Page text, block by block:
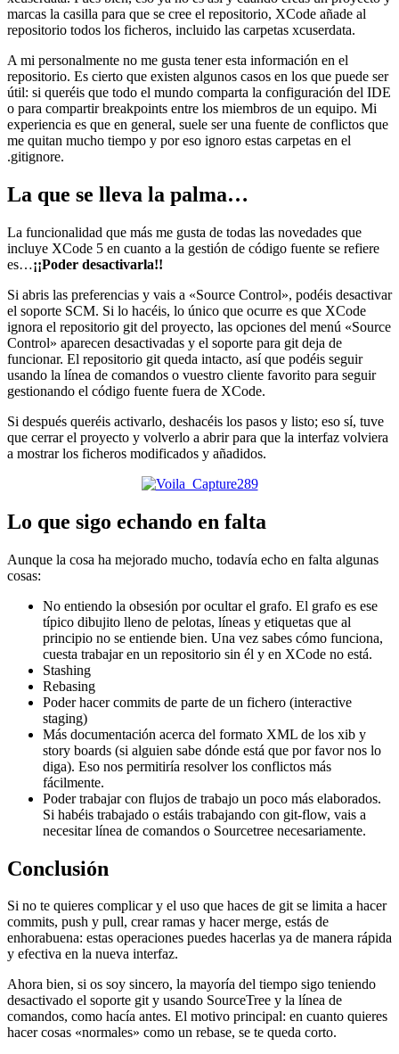
marcas la casilla para que se cree el repositorio, XCode añade al
repositorio todos los ficheros, incluido las carpetas xcuserdata.
A mi personalmente no me gusta tener esta información en el
repositorio. Es cierto que existen algunos casos en los que puede ser
útil: si queréis que todo el mundo comparta la configuración del IDE
o para compartir breakpoints entre los miembros de un equipo. Mi
experiencia es que en general, suele ser una fuente de conflictos que
me quitan mucho tiempo y por eso ignoro estas carpetas en el
.gitignore.
La que se lleva la palma…
La funcionalidad que más me gusta de todas las novedades que
incluye XCode 5 en cuanto a la gestión de código fuente se refiere
es…¡¡Poder desactivarla!!
Si abris las preferencias y vais a «Source Control», podéis desactivar
el soporte SCM. Si lo hacéis, lo único que ocurre es que XCode
ignora el repositorio git del proyecto, las opciones del menú «Source
Control» aparecen desactivadas y el soporte para git deja de
funcionar. El repositorio git queda intacto, así que podéis seguir
usando la línea de comandos o vuestro cliente favorito para seguir
gestionando el código fuente fuera de XCode.
Si después queréis activarlo, deshacéis los pasos y listo; eso sí, tuve
que cerrar el proyecto y volverlo a abrir para que la interfaz volviera
a mostrar los ficheros modificados y añadidos.
Lo que sigo echando en falta
Aunque la cosa ha mejorado mucho, todavía echo en falta algunas
cosas:
No entiendo la obsesión por ocultar el grafo. El grafo es ese
típico dibujito lleno de pelotas, líneas y etiquetas que al
principio no se entiende bien. Una vez sabes cómo funciona,
cuesta trabajar en un repositorio sin él y en XCode no está.
Stashing
Rebasing
Poder hacer commits de parte de un fichero (interactive
staging)
Más documentación acerca del formato XML de los xib y
story boards (si alguien sabe dónde está que por favor nos lo
diga). Eso nos permitiría resolver los conflictos más
fácilmente.
Poder trabajar con flujos de trabajo un poco más elaborados.
Si habéis trabajado o estáis trabajando con git-flow, vais a
necesitar línea de comandos o Sourcetree necesariamente.
Conclusión
Si no te quieres complicar y el uso que haces de git se limita a hacer
commits, push y pull, crear ramas y hacer merge, estás de
enhorabuena: estas operaciones puedes hacerlas ya de manera rápida
y efectiva en la nueva interfaz.
Ahora bien, si os soy sincero, la mayoría del tiempo sigo teniendo
desactivado el soporte git y usando SourceTree y la línea de
comandos, como hacía antes. El motivo principal: en cuanto quieres
hacer cosas «normales» como un rebase, se te queda corto.